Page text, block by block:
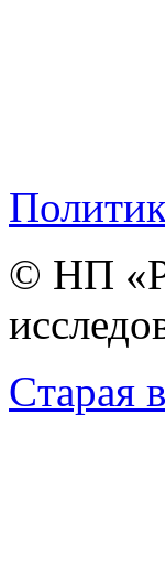
© НП
Cтарая